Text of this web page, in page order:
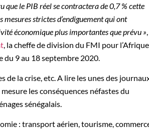
le PIB réel se contractera de 0,7 % cette
mesures strictes d’endiguement qui ont
économique plus importantes que prévu »
, la cheffe de division du FMI pour
9 au 18 septembre 2020.
de la crise, etc. A lire les unes des
les conséquences néfastes du
sénégalais.
: transport aérien, tourisme,